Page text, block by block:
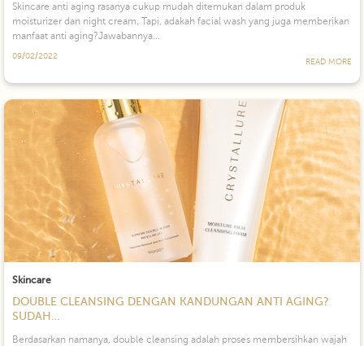
Skincare anti aging rasanya cukup mudah ditemukan dalam produk
moisturizer dan night cream. Tapi, adakah facial wash yang juga memberikan
manfaat anti aging?Jawabannya…
09/02/2022
READ MORE
Skincare
DOUBLE CLEANSING DENGAN KANDUNGAN ANTI AGING?
SUDAH…
Berdasarkan namanya, double cleansing adalah proses membersihkan wajah